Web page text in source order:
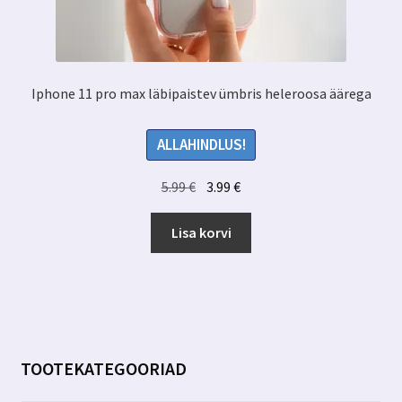
Iphone 11 pro max läbipaistev ümbris heleroosa äärega
ALLAHINDLUS!
5.99€ Algne
oli:
5.99 €.
3.99€Praegune
3.99 €.
Lisa korvi
TOOTEKATEGOORIAD